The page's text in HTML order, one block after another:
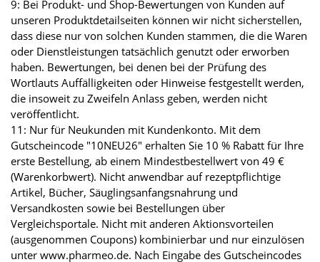
9: Bei Produkt- und Shop-Bewertungen von Kunden auf
unseren Produktdetailseiten können wir nicht sicherstellen,
dass diese nur von solchen Kunden stammen, die die Waren
oder Dienstleistungen tatsächlich genutzt oder erworben
haben. Bewertungen, bei denen bei der Prüfung des
Wortlauts Auffälligkeiten oder Hinweise festgestellt werden,
die insoweit zu Zweifeln Anlass geben, werden nicht
veröffentlicht.
11: Nur für Neukunden mit Kundenkonto. Mit dem
Gutscheincode "10NEU26" erhalten Sie 10 % Rabatt für Ihre
erste Bestellung, ab einem Mindestbestellwert von 49 €
(Warenkorbwert). Nicht anwendbar auf rezeptpflichtige
Artikel, Bücher, Säuglingsanfangsnahrung und
Versandkosten sowie bei Bestellungen über
Vergleichsportale. Nicht mit anderen Aktionsvorteilen
(ausgenommen Coupons) kombinierbar und nur einzulösen
unter www.pharmeo.de. Nach Eingabe des Gutscheincodes